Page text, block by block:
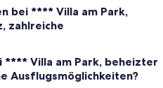
bei **** Villa am Park,
zahlreiche
**** Villa am Park, beheizter
Ausflugsmöglichkeiten?